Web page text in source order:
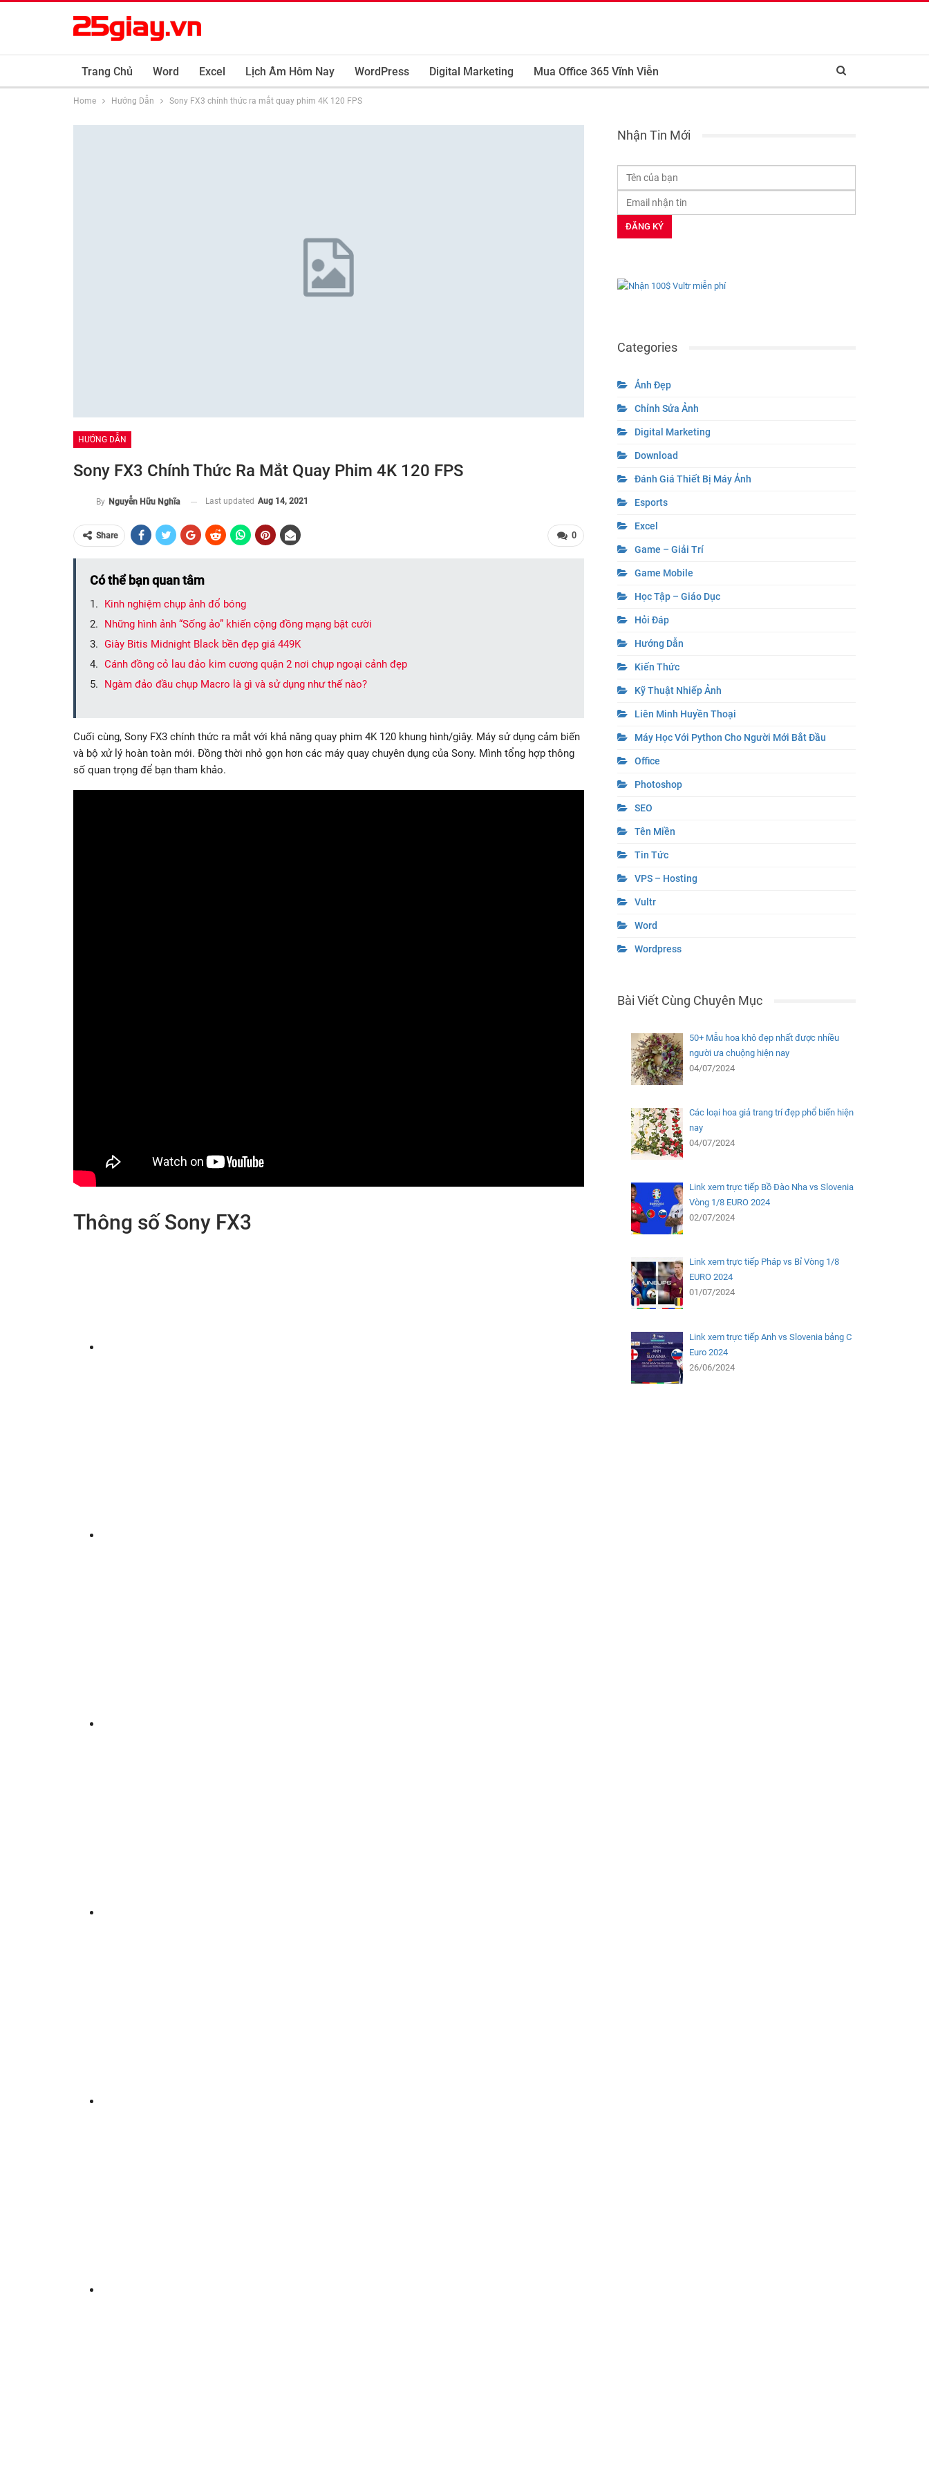
Trang Chủ Word Excel Lịch Âm Hôm Nay WordPress Digital Marketing Mua Office 365 Vĩnh Viễn
Home Hướng Dẫn Sony FX3 chính thức ra mắt quay phim 4K 120 FPS
HƯỚNG DẪN
Sony FX3 Chính Thức Ra Mắt Quay Phim 4K 120 FPS
By Nguyễn Hữu Nghĩa Last updated Aug 14, 2021
0
Share
Có thể bạn quan tâm
Kinh nghiệm chụp ảnh đổ bóng
Những hình ảnh “Sống ảo” khiến cộng đồng mạng bật cười
Giày Bitis Midnight Black bền đẹp giá 449K
Cánh đồng cỏ lau đảo kim cương quận 2 nơi chụp ngoại cảnh đẹp
Ngàm đảo đầu chụp Macro là gì và sử dụng như thế nào?
Cuối cùng, Sony FX3 chính thức ra mắt với khả năng quay phim 4K 120 khung hình/giây. Máy sử dụng cảm biến
và bộ xử lý hoàn toàn mới. Đồng thời nhỏ gọn hơn các máy quay chuyên dụng của Sony. Mình tổng hợp thông
số quan trọng để bạn tham khảo.
Thông số Sony FX3
Nhận Tin Mới
Categories
Ảnh Đẹp
Chỉnh Sửa Ảnh
Digital Marketing
Download
Đánh Giá Thiết Bị Máy Ảnh
Esports
Excel
Game – Giải Trí
Game Mobile
Học Tập – Giáo Dục
Hỏi Đáp
Hướng Dẫn
Kiến Thức
Kỹ Thuật Nhiếp Ảnh
Liên Minh Huyền Thoại
Máy Học Với Python Cho Người Mới Bắt Đầu
Office
Photoshop
SEO
Tên Miền
Tin Tức
VPS – Hosting
Vultr
Word
Wordpress
Bài Viết Cùng Chuyên Mục
50+ Mẫu hoa khô đẹp nhất được nhiều
người ưa chuộng hiện nay
04/07/2024
Các loại hoa giả trang trí đẹp phổ biến hiện
nay
04/07/2024
Link xem trực tiếp Bồ Đào Nha vs Slovenia
Vòng 1/8 EURO 2024
02/07/2024
Link xem trực tiếp Pháp vs Bỉ Vòng 1/8
EURO 2024
01/07/2024
Link xem trực tiếp Anh vs Slovenia bảng C
Euro 2024
26/06/2024